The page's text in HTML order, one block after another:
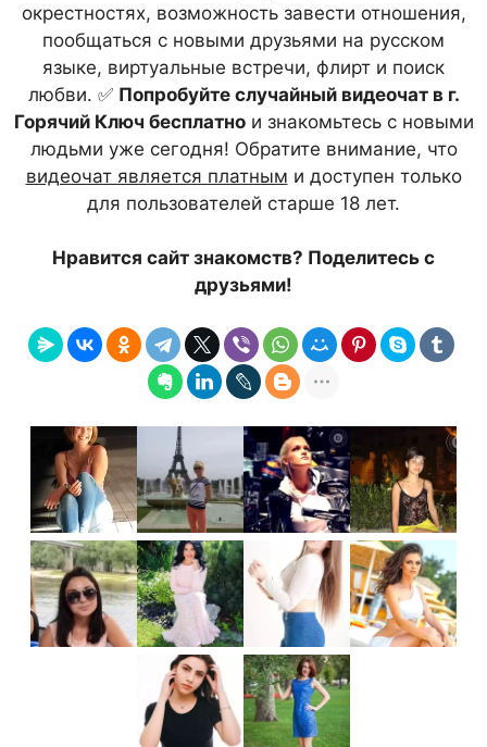
окрестностях, возможность завести отношения,
пообщаться с новыми друзьями на русском
языке, виртуальные встречи, флирт и поиск
любви. ✅ Попробуйте случайный видеочат в г.
Горячий Ключ бесплатнои знакомьтесь с новыми
людьми уже сегодня! Обратите внимание, что
видеочат является платным и доступен только
для пользователей старше 18 лет.
Нравится сайт знакомств? Поделитесь с
друзьями!